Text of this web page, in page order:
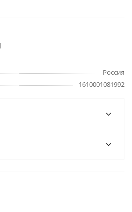
Россия
1610001081992